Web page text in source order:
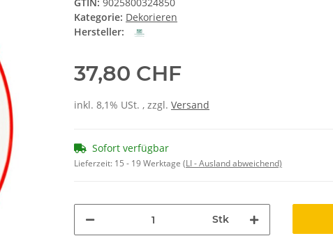
Kategorie: Dekorieren
Hersteller:
37,80 CHF
inkl. 8,1% USt. , zzgl. Versand
Sofort verfügbar
Lieferzeit: 15 - 19 Werktage (LI - Ausland abweichend)
Stk